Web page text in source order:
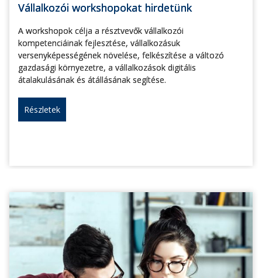
Vállalkozói workshopokat hirdetünk
A workshopok célja a résztvevők vállalkozói
kompetenciáinak fejlesztése, vállalkozásuk
versenyképességének növelése, felkészítése a változó
gazdasági környezetre, a vállalkozások digitális
átalakulásának és átállásának segítése.
Részletek